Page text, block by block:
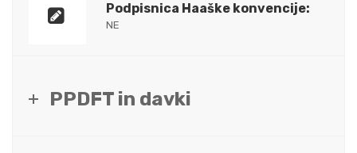
Podpisnica Haaške konvencije:
NE
PPDFT in davki